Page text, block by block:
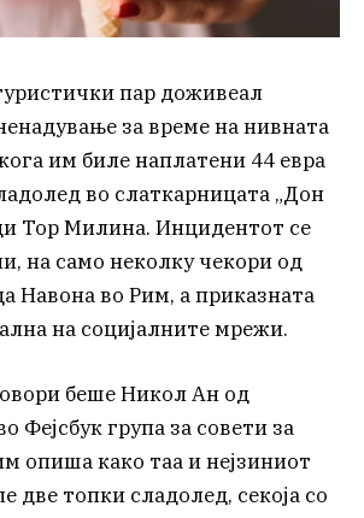
пар доживеал
за време на нивната
им биле наплатени 44 евра
во слаткарницата „Дон
Тор Милина. Инцидентот се
на само неколку чекори од
Навона во Рим, а приказната
на социјалните мрежи.
беше Никол Ан од
Фејсбук група за совети за
опиша како таа и нејзиниот
две топки сладолед, секоја со